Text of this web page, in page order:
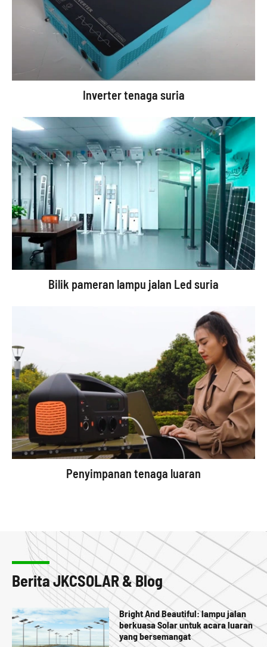
Inverter tenaga suria
Bilik pameran lampu jalan Led suria
Penyimpanan tenaga luaran
Berita JKCSOLAR & Blog
Bright And Beautiful: lampu jalan
berkuasa Solar untuk acara luaran
yang bersemangat